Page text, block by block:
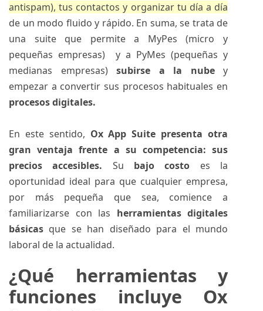
antispam), tus contactos y organizar tu día a día
de un modo fluido y rápido. En suma, se trata de
una suite que permite a MyPes (micro y
pequeñas empresas) y a PyMes (pequeñas y
medianas empresas) subirse a la nubey
empezar a convertir sus procesos habituales en
procesos digitales.
En este sentido, Ox App Suite presenta otra
gran ventaja frente a su competencia: sus
precios accesibles. Su bajo costo es la
oportunidad ideal para que cualquier empresa,
por más pequeña que sea, comience a
familiarizarse con las herramientas digitales
básicas que se han diseñado para el mundo
laboral de la actualidad.
¿Qué herramientas y
funciones incluye Ox